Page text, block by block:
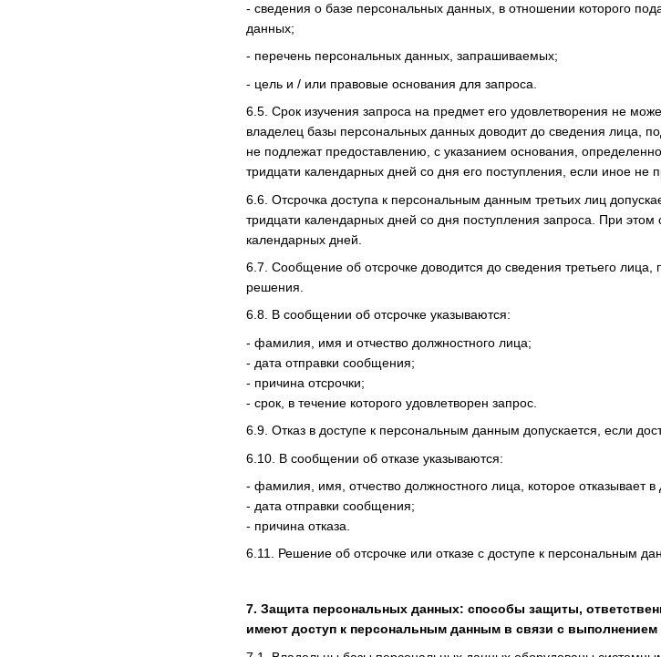
- сведения о базе персональных данных, в отношении которого
данных;
- перечень персональных данных, запрашиваемых;
- цель и / или правовые основания для запроса.
6.5. Срок изучения запроса на предмет его удовлетворения не
владелец базы персональных данных доводит до сведения лица,
не подлежат предоставлению, с указанием основания,
тридцати календарных дней со дня его поступления, если иное не
6.6. Отсрочка доступа к персональным данным третьих лиц
тридцати календарных дней со дня поступления запроса. При
календарных дней.
6.7. Сообщение об отсрочке доводится до сведения третьего
решения.
6.8. В сообщении об отсрочке указываются:
- фамилия, имя и отчество должностного лица;
- дата отправки сообщения;
- причина отсрочки;
- срок, в течение которого удовлетворен запрос.
6.9. Отказ в доступе к персональным данным допускается, если
6.10. В сообщении об отказе указываются:
- фамилия, имя, отчество должностного лица, которое отказывает в
- дата отправки сообщения;
- причина отказа.
6.11. Решение об отсрочке или отказе с доступе к персональным
7. Защита персональных данных: способы защиты,
имеют доступ к персональным данным в связи с